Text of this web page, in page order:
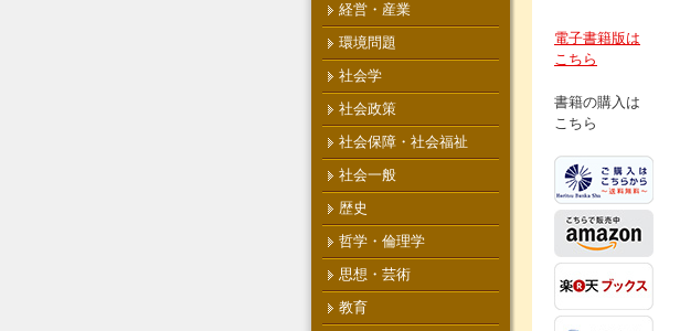
電子書籍版は
こちら
書籍の購入は
こちら
経営・産業
環境問題
社会学
社会政策
社会保障・社会福祉
社会一般
歴史
哲学・倫理学
思想・芸術
教育